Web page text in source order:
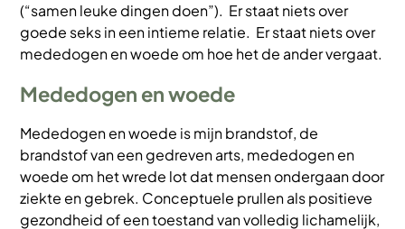
(“samen leuke dingen doen”). Er staat niets over
goede seks in een intieme relatie. Er staat niets over
mededogen en woede om hoe het de ander vergaat.
Mededogen en woede
Mededogen en woede is mijn brandstof, de
brandstof van een gedreven arts, mededogen en
woede om het wrede lot dat mensen ondergaan door
ziekte en gebrek. Conceptuele prullen als positieve
gezondheid of een toestand van volledig lichamelijk,